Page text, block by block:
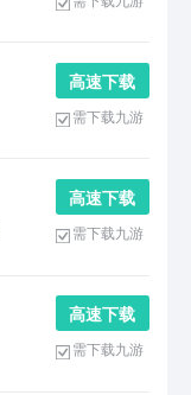
高 速 下 载
需下载九游
高 速 下 载
需下载九游
高 速 下 载
需下载九游